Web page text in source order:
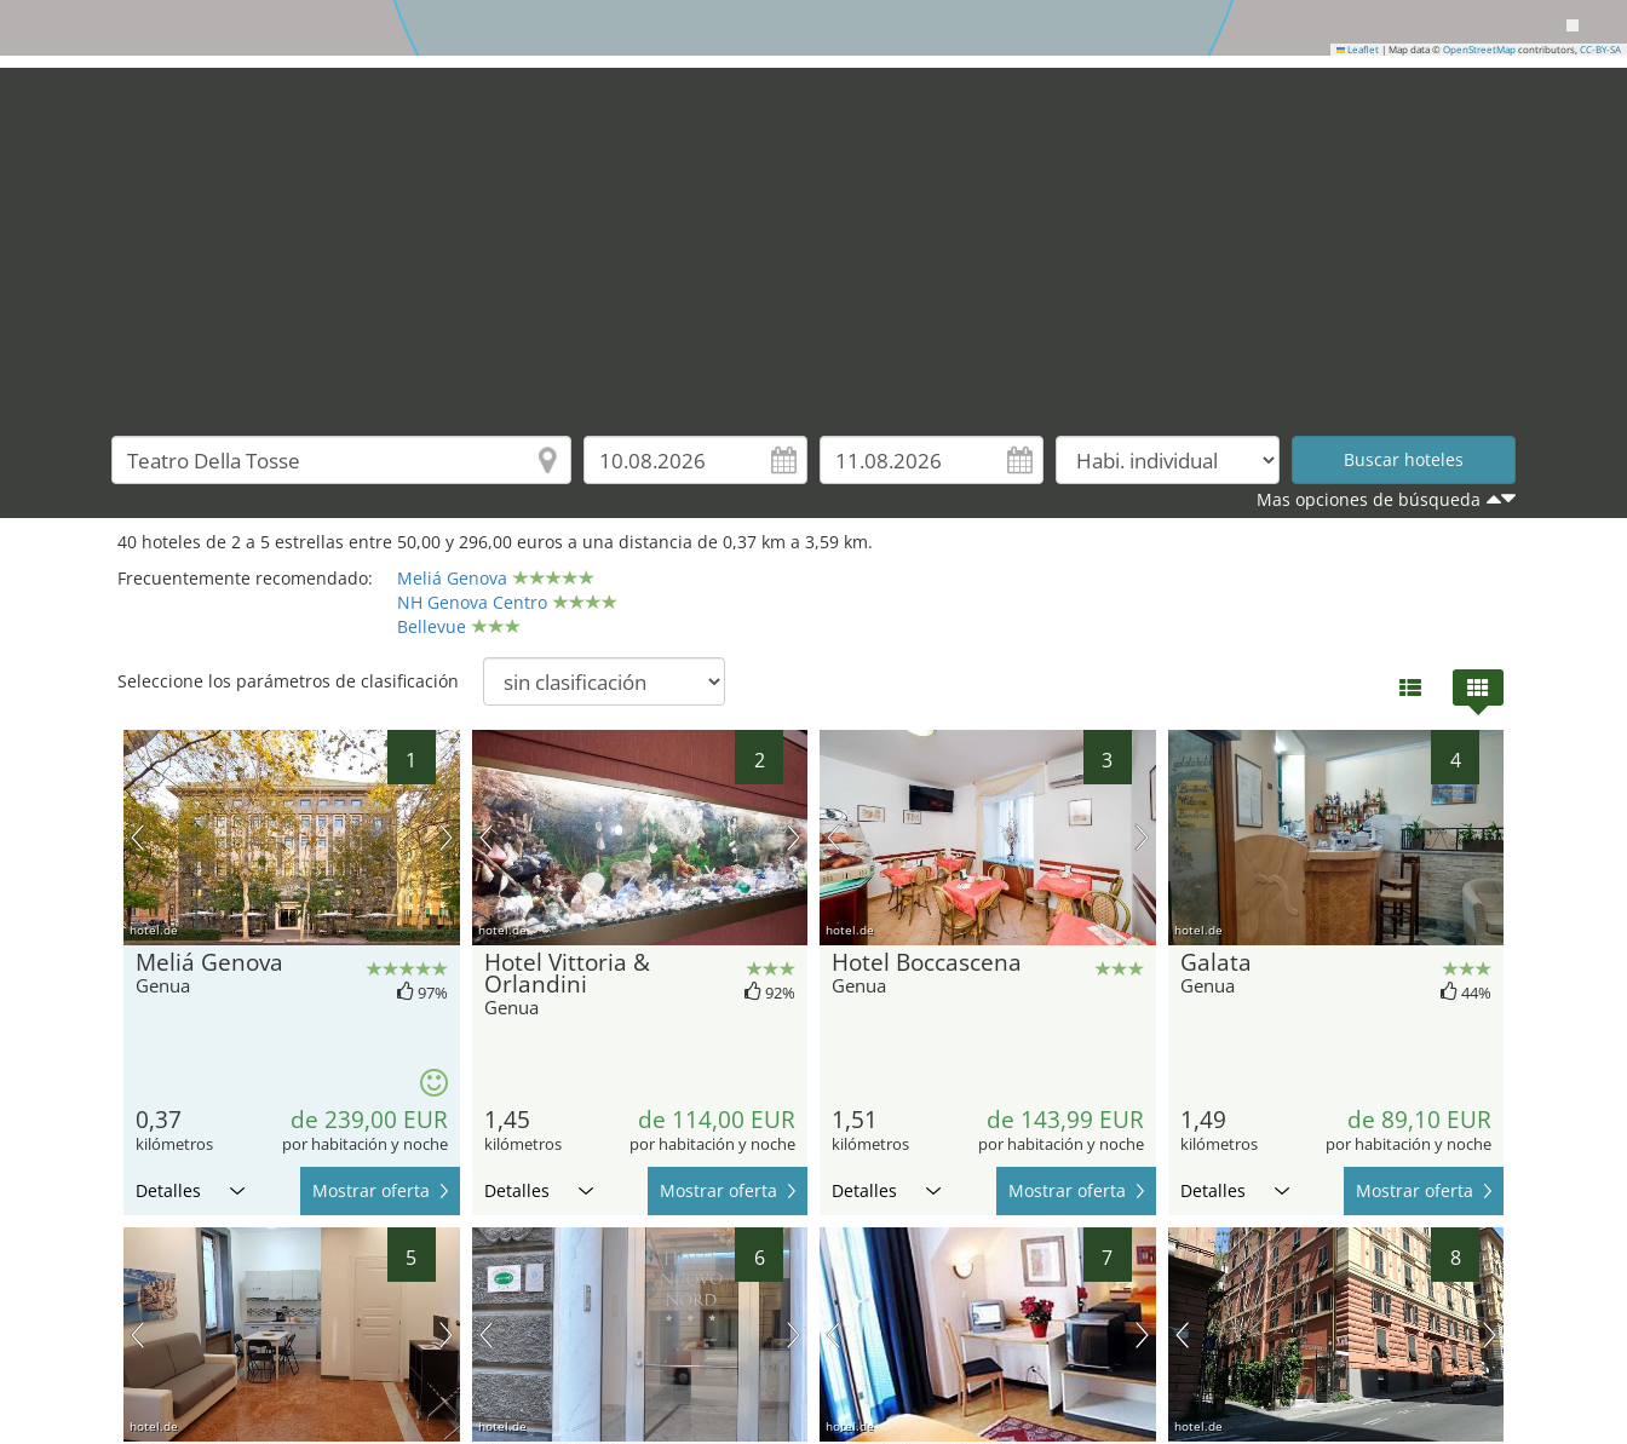
Leaflet | Map data © OpenStreetMap contributors, CC-BY-SA
Mas opciones de búsqueda
40 hoteles de 2 a 5 estrellas entre 50,00 y 296,00 euros a una distancia de 0,37 km a 3,59 km.
Frecuentemente recomendado:
Meliá Genova
NH Genova Centro
Bellevue
Seleccione los parámetros de clasificación
1
hotel.de
Meliá Genova
Genua 97%
0,37
kilómetros
de 239,00 EUR
por habitación y noche
Detalles Mostrar oferta
2
hotel.de
Hotel Vittoria &
Orlandini
Genua
92%
1,45
kilómetros
de 114,00 EUR
por habitación y noche
Detalles Mostrar oferta
3
hotel.de
Hotel Boccascena
Genua
1,51
kilómetros
de 143,99 EUR
por habitación y noche
Detalles Mostrar oferta
4
hotel.de
Galata
Genua 44%
1,49
kilómetros
de 89,10 EUR
por habitación y noche
Detalles Mostrar oferta
5
hotel.de
6
hotel.de
7
hotel.de
8
hotel.de